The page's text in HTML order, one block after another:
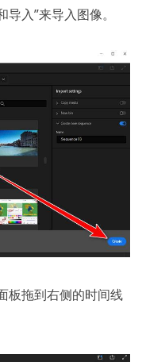
入”来导入图像。
板拖到右侧的时间线